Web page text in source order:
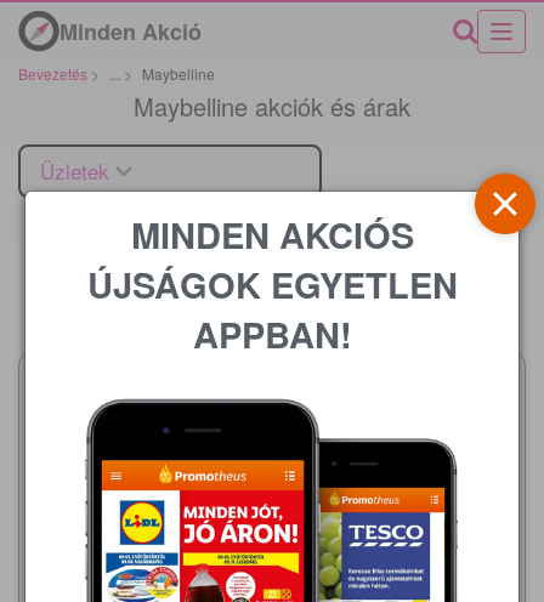
Minden Akció
Bevezetés > > Maybelline
Maybelline akciók és árak
Üzletek
Ár
Rossmann
MINDEN AKCIÓS
ÚJSÁGOK EGYETLEN
APPBAN!